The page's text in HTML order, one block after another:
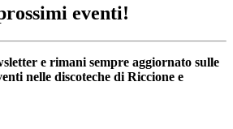
eventi!
e rimani sempre aggiornato sulle
nelle discoteche di Riccione e